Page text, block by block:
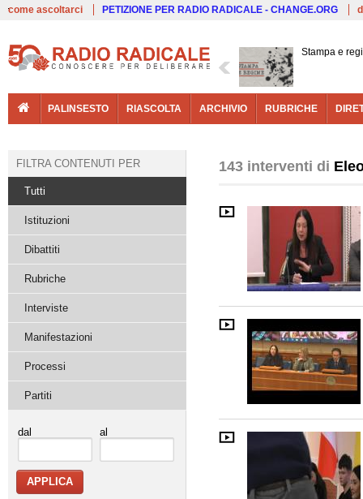
come ascoltarci PETIZIONE PER RADIO RADICALE - CHANGE.ORG
Stampa e
PALINSESTO RIASCOLTA ARCHIVIO RUBRICHE
143 interventi di
FILTRA CONTENUTI PER
Tutti
Istituzioni
Dibattiti
Rubriche
Interviste
Manifestazioni
Processi
Partiti
dal al